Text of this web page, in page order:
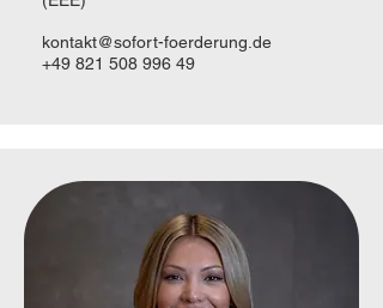
kontakt@sofort-foerderung.de
+49 821 508 996 49